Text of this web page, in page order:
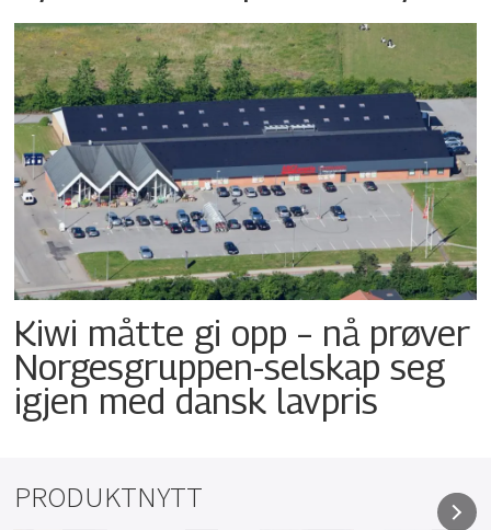
Kiwi måtte gi opp – nå prøver
Norgesgruppen-selskap seg
igjen med dansk lavpris
PRODUKTNYTT